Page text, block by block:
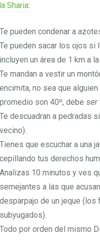
Sharia:
Te pueden condenar a
Te pueden sacar los ojos si
incluyen un área de 1 km a
Te mandan a vestir un
encimita, no sea que
promedio son 40º, debe ser
Te descuadran a pedradas
vecino).
Tienes que escuchar a una
cepillando tus derechos
Analizas 10 minutos y ves
semejantes a las que
desparpajo de un jeque
subyugados).
Todo por orden del mismo